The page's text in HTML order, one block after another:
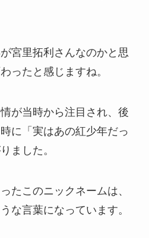
宮里拓利さんなのかと思
ったと感じますね。
が当時から注目され、後
に「実はあの紅少年だっ
ました。
たこのニックネームは、
な言葉になっています。